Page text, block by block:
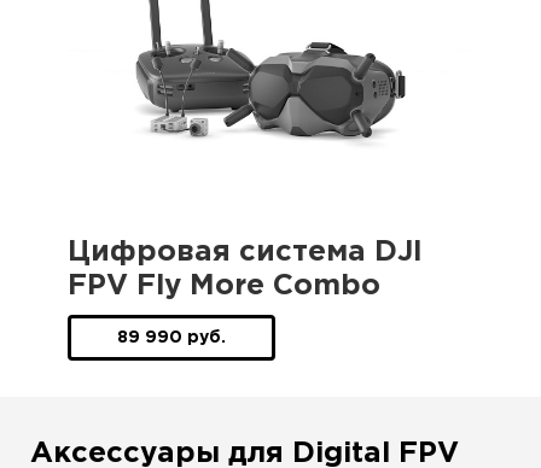
Цифровая система DJI
FPV Fly More Combo
89 990 руб.
Аксессуары для Digital FPV